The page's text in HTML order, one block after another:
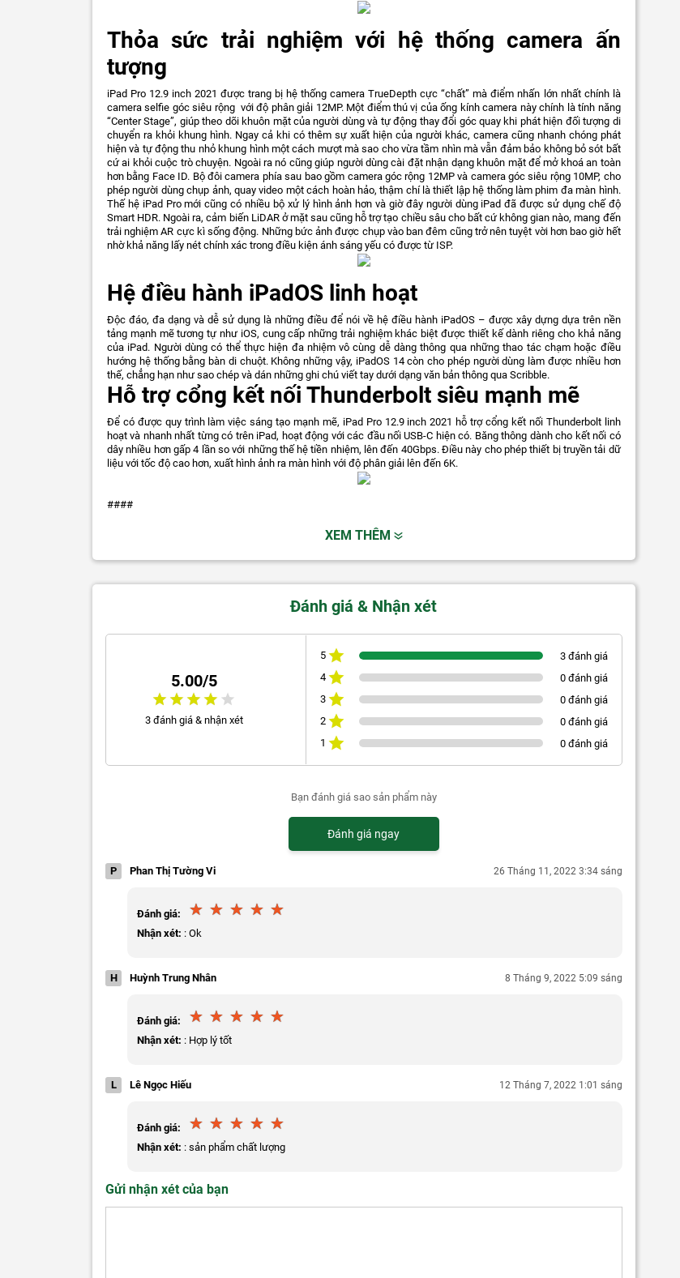
Thỏa sức trải nghiệm với hệ thống camera ấn
tượng
iPad Pro 12.9 inch 2021 được trang bị hệ thống camera TrueDepth cực “chất” mà điểm nhấn lớn nhất chính là
camera selfie góc siêu rộng với độ phân giải 12MP. Một điểm thú vị của ống kính camera này chính là tính năng
“Center Stage”, giúp theo dõi khuôn mặt của người dùng và tự động thay đổi góc quay khi phát hiện đối tượng di
chuyển ra khỏi khung hình. Ngay cả khi có thêm sự xuất hiện của người khác, camera cũng nhanh chóng phát
hiện và tự động thu nhỏ khung hình một cách mượt mà sao cho vừa tầm nhìn mà vẫn đảm bảo không bỏ sót bất
cứ ai khỏi cuộc trò chuyện. Ngoài ra nó cũng giúp người dùng cài đặt nhận dạng khuôn mặt để mở khoá an toàn
hơn bằng Face ID. Bộ đôi camera phía sau bao gồm camera góc rộng 12MP và camera góc siêu rộng 10MP, cho
phép người dùng chụp ảnh, quay video một cách hoàn hảo, thậm chí là thiết lập hệ thống làm phim đa màn hình.
Thế hệ iPad Pro mới cũng có nhiều bộ xử lý hình ảnh hơn và giờ đây người dùng iPad đã được sử dụng chế độ
Smart HDR. Ngoài ra, cảm biến LiDAR ở mặt sau cũng hỗ trợ tạo chiều sâu cho bất cứ không gian nào, mang đến
trải nghiệm AR cực kì sống động. Những bức ảnh được chụp vào ban đêm cũng trở nên tuyệt vời hơn bao giờ hết
nhờ khả năng lấy nét chính xác trong điều kiện ánh sáng yếu có được từ ISP.
Hệ điều hành iPadOS linh hoạt
Độc đáo, đa dạng và dễ sử dụng là những điều để nói về hệ điều hành iPadOS – được xây dựng dựa trên nền
tảng mạnh mẽ tương tự như iOS, cung cấp những trải nghiệm khác biệt được thiết kế dành riêng cho khả năng
của iPad. Người dùng có thể thực hiện đa nhiệm vô cùng dễ dàng thông qua những thao tác chạm hoặc điều
hướng hệ thống bằng bàn di chuột. Không những vậy, iPadOS 14 còn cho phép người dùng làm được nhiều hơn
thế, chẳng hạn như sao chép và dán những ghi chú viết tay dưới dạng văn bản thông qua Scribble.
Hỗ trợ cổng kết nối Thunderbolt siêu mạnh mẽ
Để có được quy trình làm việc sáng tạo mạnh mẽ, iPad Pro 12.9 inch 2021 hỗ trợ cổng kết nối Thunderbolt linh
hoạt và nhanh nhất từng có trên iPad, hoạt động với các đầu nối USB-C hiện có. Băng thông dành cho kết nối có
dây nhiều hơn gấp 4 lần so với những thế hệ tiền nhiệm, lên đến 40Gbps. Điều này cho phép thiết bị truyền tải dữ
liệu với tốc độ cao hơn, xuất hình ảnh ra màn hình với độ phân giải lên đến 6K.
####
XEM THÊM
Đánh giá & Nhận xét
5.00/5
3 đánh giá & nhận xét
5
3 đánh giá
4
0 đánh giá
3
0 đánh giá
2
0 đánh giá
1
0 đánh giá
Bạn đánh giá sao sản phẩm này
Đánh giá ngay
P Phan Thị Tường Vi 26 Tháng 11, 2022 3:34 sáng
Đánh giá:
Nhận xét: : Ok
H Huỳnh Trung Nhân 8 Tháng 9, 2022 5:09 sáng
Đánh giá:
Nhận xét: : Hợp lý tốt
L Lê Ngọc Hiếu 12 Tháng 7, 2022 1:01 sáng
Đánh giá:
Nhận xét: : sản phẩm chất lượng
Gửi nhận xét của bạn